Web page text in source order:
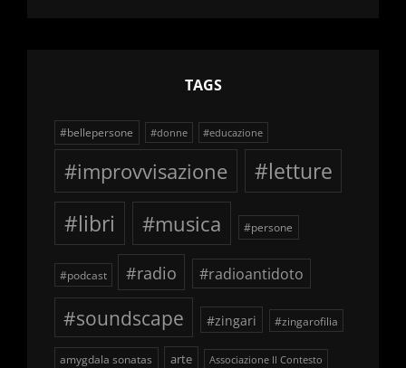
TAGS
#bellepersone #donne #educazione
#improvvisazione
#letture
#libri
#musica #persone
#podcast #radio #radioantidoto
#soundscape #zingari #zingarofilia
amygdala sonatas arte Associazione Il Contesto